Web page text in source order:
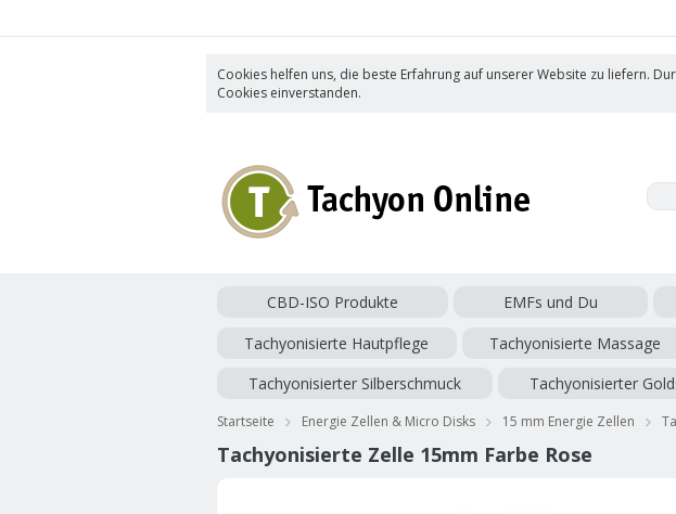
Cookies helfen uns, die beste Erfahrung auf unserer Website zu liefern.
Cookies einverstanden.
CBD-ISO Produkte EMFs und Du
Tachyonisierte Hautpflege
Tachyonisierte Massage
Tachyonisierter Silberschmuck
Tachyonisierter
Startseite Energie Zellen & Micro Disks 15 mm Energie Zellen
Tachyonisierte Zelle 15mm Farbe Rose